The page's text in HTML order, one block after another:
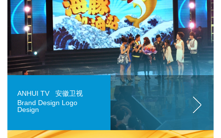
ANHUI TV 安徽卫视
Brand Design Logo
Design